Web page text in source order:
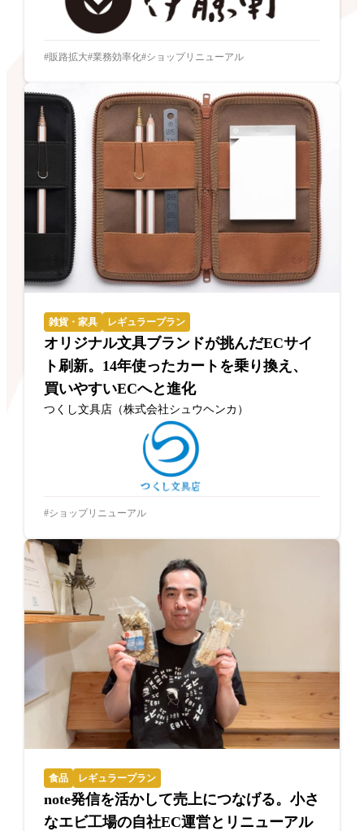
販路拡大 業務効率化 ショップリニューアル
雑貨・家具 レギュラープラン
オリジナル文具ブランドが挑んだECサイ
ト刷新。14年使ったカートを乗り換え、
買いやすいECへと進化
つくし文具店（株式会社シュウヘンカ）
ショップリニューアル
食品 レギュラープラン
note発信を活かして売上につなげる。小さ
なエビ工場の自社EC運営とリニューアル